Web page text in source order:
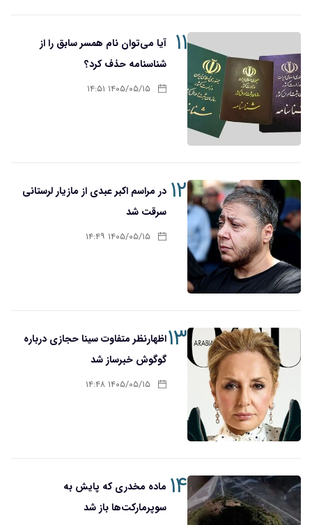
۱۱
آیا می‌توان نام همسر سابق را از
شناسنامه حذف کرد؟
۱۴۰۵/۰۵/۱۵ ۱۴:۵۱
۱۲ در مراسم اکبر عبدی از مازیار لرستانی
سرقت شد
۱۴۰۵/۰۵/۱۵ ۱۴:۴۹
۱۳اظهارنظر متفاوت سینا حجازی درباره
گوگوش خبرساز شد
۱۴۰۵/۰۵/۱۵ ۱۴:۴۸
۱۴ ماده مخدری که پایش به
سوپرمارکت‌ها باز شد